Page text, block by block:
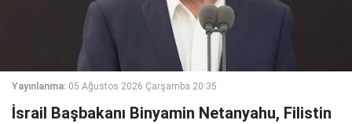
Yayınlanma: 05 Ağustos 2026 Çarşamba 20:35
İsrail Başbakanı Binyamin Netanyahu, Filistin